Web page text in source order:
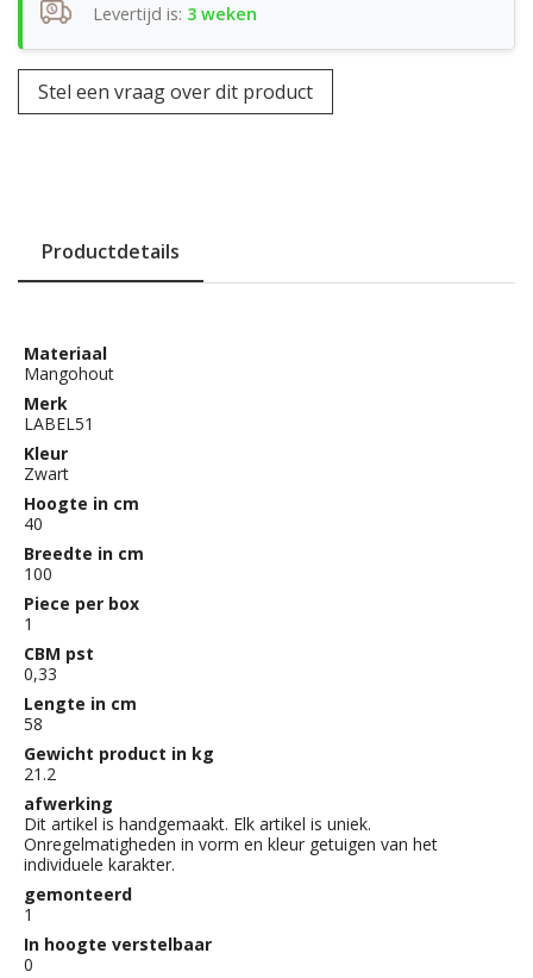
Levertijd is: 3 weken
Stel een vraag over dit product
Productdetails
Materiaal
Mangohout
Merk
LABEL51
Kleur
Zwart
Hoogte in cm
40
Breedte in cm
100
Piece per box
1
CBM pst
0,33
Lengte in cm
58
Gewicht product in kg
21.2
afwerking
Dit artikel is handgemaakt. Elk artikel is uniek.
Onregelmatigheden in vorm en kleur getuigen van het
individuele karakter.
gemonteerd
1
In hoogte verstelbaar
0